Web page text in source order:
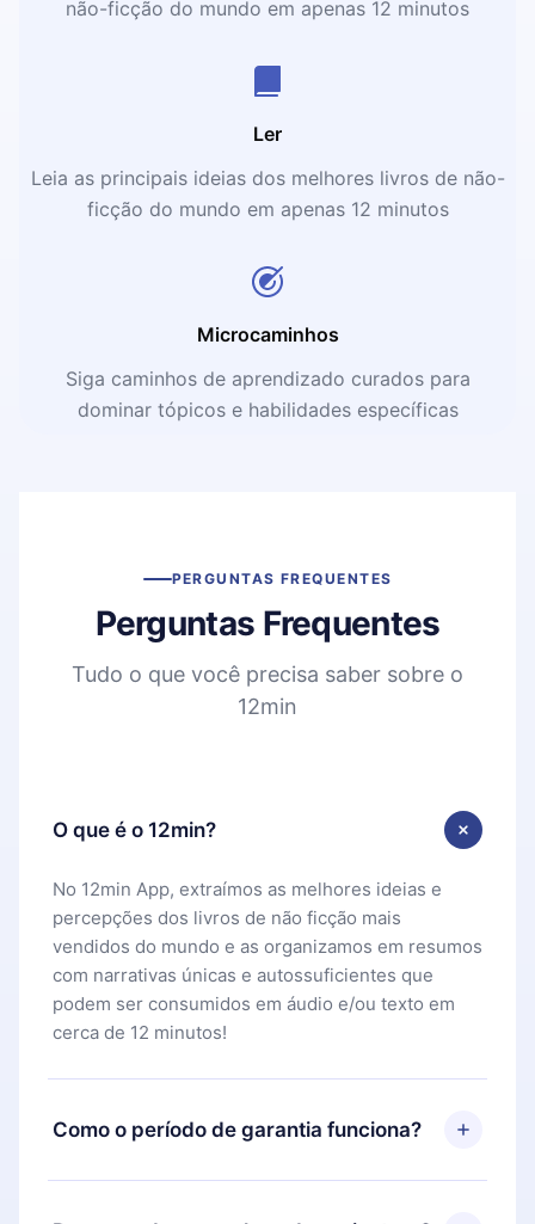
não-ficção do mundo em apenas 12 minutos
Ler
Leia as principais ideias dos melhores livros de não-
ficção do mundo em apenas 12 minutos
Microcaminhos
Siga caminhos de aprendizado curados para
dominar tópicos e habilidades específicas
PERGUNTAS FREQUENTES
Perguntas Frequentes
Tudo o que você precisa saber sobre o
12min
O que é o 12min?
No 12min App, extraímos as melhores ideias e
percepções dos livros de não ficção mais
vendidos do mundo e as organizamos em resumos
com narrativas únicas e autossuficientes que
podem ser consumidos em áudio e/ou texto em
cerca de 12 minutos!
Como o período de garantia funciona?
Você pode baixar nosso aplicativo e começar a
aproveitar nossa biblioteca. Se por algum motivo